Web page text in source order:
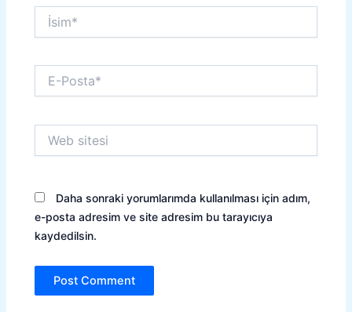
İsim*
Posta*
sitesi
Daha sonraki yorumlarımda kullanılması için adım,
e-posta adresim ve site adresim bu tarayıcıya
kaydedilsin.